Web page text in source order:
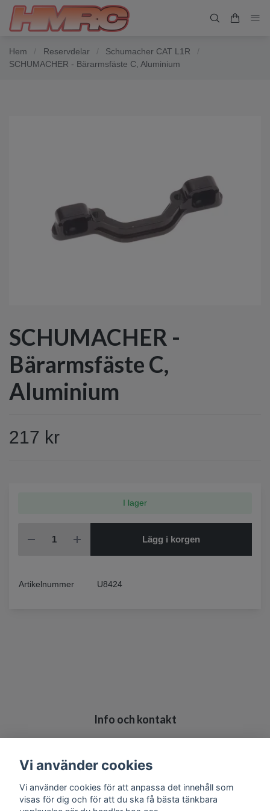
Hem / Reservdelar / Schumacher CAT L1R
/
SCHUMACHER - Bärarmsfäste C, Aluminium
SCHUMACHER -
Bärarmsfäste C,
Aluminium
217 kr
I lager
Lägg i korgen
Artikelnummer U8424
Info och kontakt
Kontakt
Vi använder cookies
Vi använder cookies för att anpassa det innehåll som
visas för dig och för att du ska få bästa tänkbara